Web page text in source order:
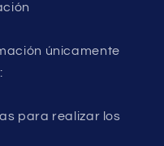
únicamente
para realizar los